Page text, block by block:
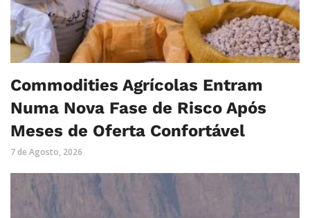
Commodities Agrícolas Entram
Numa Nova Fase de Risco Após
Meses de Oferta Confortável
7 de Agosto, 2026